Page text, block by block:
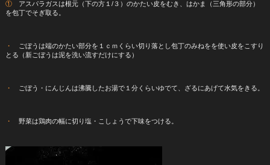
①アスパラガスは根元（下の方１/３）のかたい皮をむき、はかま（三角形の部分）
を包丁でそぎ取る。
・
ごぼうは端のかたい部分を１ｃｍくらい切り落とし包丁のみねをを使い皮をこすり
とる（新ごぼうは泥を洗い流すだけにする）
・ ごぼう・にんじんは沸騰したお湯で１分くらいゆでて、ざるにあげて水気をきる。
・ 野菜は鶏肉の幅に切り塩・こしょうで下味をつける。